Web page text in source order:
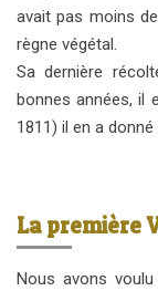
avait pas moins
règne végétal.
Sa dernière
bonnes années, il
1811) il en a donné
La première
Nous avons